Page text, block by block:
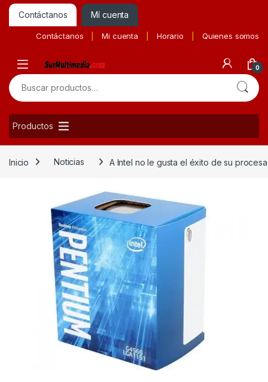
Contáctanos Mí cuenta
Contáctanos Mi cuenta Horario Quienes somos
0
Buscar por:
Productos
Inicio Noticias A Intel no le gusta el éxito de su